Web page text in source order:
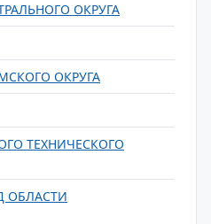
ОКРУГА
ОКРУГА
ТЕХНИЧЕСКОГО
ОБЛАСТИ